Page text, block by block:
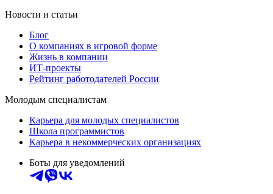
Новости и статьи
Блог
О компаниях в игровой форме
Жизнь в компании
ИТ-проекты
Рейтинг работодателей России
Молодым специалистам
Карьера для молодых специалистов
Школа программистов
Карьера в некоммерческих организациях
Боты для уведомлений